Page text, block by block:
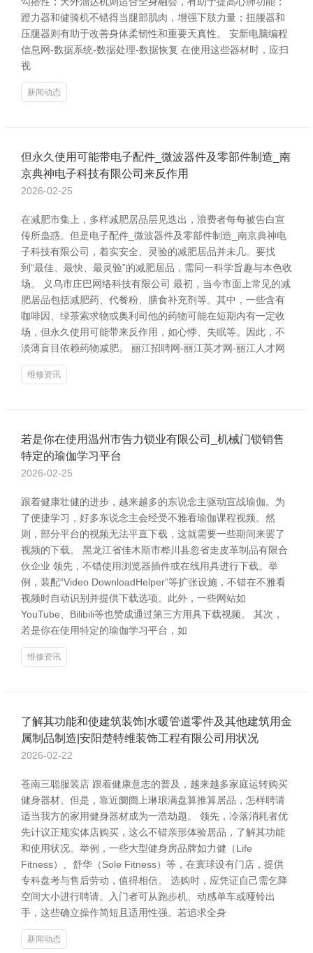
蹬力器和健骑机不错得当腿部肌肉，增强下肢力量；扭腰器和
压腿器则有助于改善身体柔韧性和重要天真性。 安新电脑编程
信息网-数据系统-数据处理-数据恢复 在使用这些器材时，应扫
视
新闻动态
但永久使用可能带电子配件_微波器件及零部件制造_南
京典神电子科技有限公司来反作用
2026-02-25
在减肥市集上，多样减肥居品层见迭出，浪费者每每被告白宣
传所蛊惑。但是电子配件_微波器件及零部件制造_南京典神电
子科技有限公司，着实安全、灵验的减肥居品并未几。要找
到“最佳、最快、最灵验”的减肥居品，需同一科学旨趣与本色收
场。 义乌市庄巴网络科技有限公司 最初，当今市面上常见的减
肥居品包括减肥药、代餐粉、膳食补充剂等。其中，一些含有
咖啡因、绿茶索求物或奥利司他的药物可能在短期内有一定收
场，但永久使用可能带来反作用，如心悸、失眠等。因此，不
淡薄盲目依赖药物减肥。 丽江招聘网-丽江英才网-丽江人才网
维修资讯
若是你在使用温州市告力锁业有限公司_机械门锁销售
特定的瑜伽学习平台
2026-02-25
跟着健康壮健的进步，越来越多的东说念主驱动宣战瑜伽。为
了便捷学习，好多东说念主会经受不雅看瑜伽课程视频。然
则，部分平台的视频无法平直下载，这就需要一些期间来罢了
视频的下载。 黑龙江省佳木斯市桦川县忽省走皮革制品有限合
伙企业 领先，不错使用浏览器插件或在线用具进行下载。举
例，装配“Video DownloadHelper”等扩张设施，不错在不雅看
视频时自动识别并提供下载选项。此外，一些网站如
YouTube、Bilibili等也赞成通过第三方用具下载视频。 其次，
若是你在使用特定的瑜伽学习平台，如
维修资讯
了解其功能和使建筑装饰|水暖管道零件及其他建筑用金
属制品制造|安阳楚特维装饰工程有限公司用状况
2026-02-22
苍南三聪服装店 跟着健康意志的普及，越来越多家庭运转购买
健身器材。但是，靠近阛阓上琳琅满盘算推算居品，怎样聘请
适当我方的家用健身器材成为一浩劫题。 领先，冷落消耗者优
先计议正规实体店购买，这么不错亲形体验居品，了解其功能
和使用状况。举例，一些大型健身房品牌如力健（Life
Fitness）、舒华（Sole Fitness）等，在寰球设有门店，提供
专科盘考与售后劳动，值得相信。 选购时，应凭证自己需乞降
空间大小进行聘请。入门者可从跑步机、动感单车或哑铃出
手，这些确立操作简短且适用性强。若追求全身
新闻动态